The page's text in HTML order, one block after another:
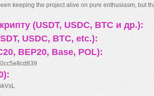
keeping the project alive on pure enthusiasm, but
(USDT, USDC, BTC и др.):
USDC, BTC, etc.):
BEP20, Base, POL):